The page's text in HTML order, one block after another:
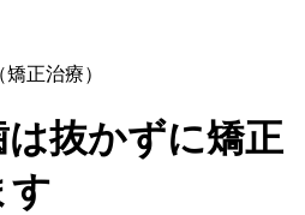
正治療）
抜かずに矯正
す